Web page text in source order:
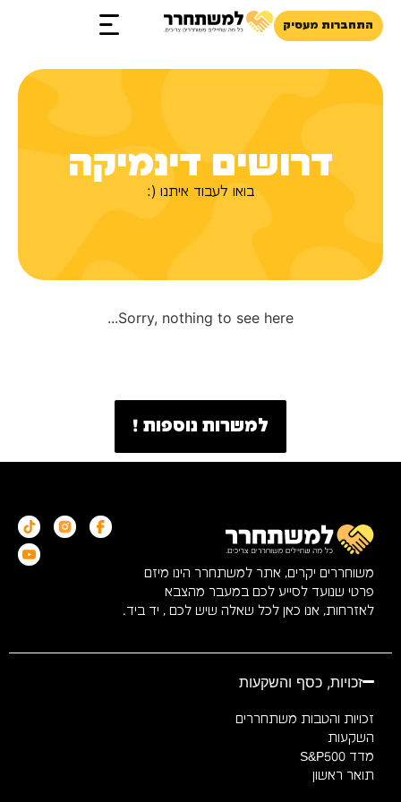
התחברות מעסיק
דרושים דינמיקה
בואו לעבוד איתנו (:
Sorry, nothing to see here...
למשרות נוספות !
משוחררים יקרים, אתר למשתחרר הינו מיזם
פרטי שנועד לסייע לכם במעבר מהצבא
לאזרחות, אנו כאן לכל שאלה שיש לכם , יד ביד.
זכויות, כסף והשקעות
זכויות והטבות משתחררים
השקעות
מדד S&P500
תואר ראשון